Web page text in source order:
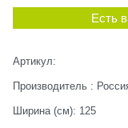
Есть
Артикул:
Производитель :
Ширина (см): 125